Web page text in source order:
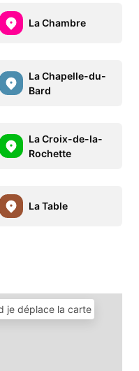
La Chambre
La Chapelle-du-
Bard
La Croix-de-la-
Rochette
La Table
je déplace la carte